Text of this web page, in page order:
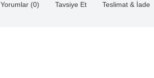
Yorumlar (0) Tavsiye Et Teslimat & İade